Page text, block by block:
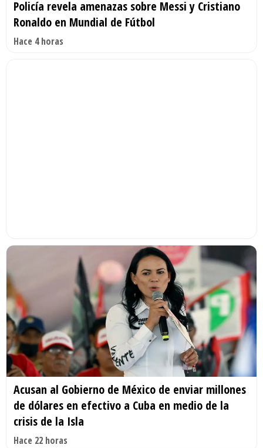
Policía revela amenazas sobre Messi y Cristiano
Ronaldo en Mundial de Fútbol
Hace 4 horas
Acusan al Gobierno de México de enviar millones
de dólares en efectivo a Cuba en medio de la
crisis de la Isla
Hace 22 horas